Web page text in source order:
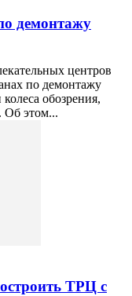
демонтажу
центров
по демонтажу
обозрения,
Об этом...
ТРЦ с